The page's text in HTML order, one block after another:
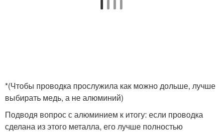
*(Чтобы проводка прослужила как можно дольше, лучше
выбирать медь, а не алюминий)
Подводя вопрос с алюминием к итогу: если проводка
сделана из этого металла, его лучше полностью